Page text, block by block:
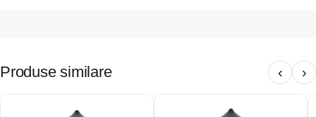
Produse similare ‹ ›